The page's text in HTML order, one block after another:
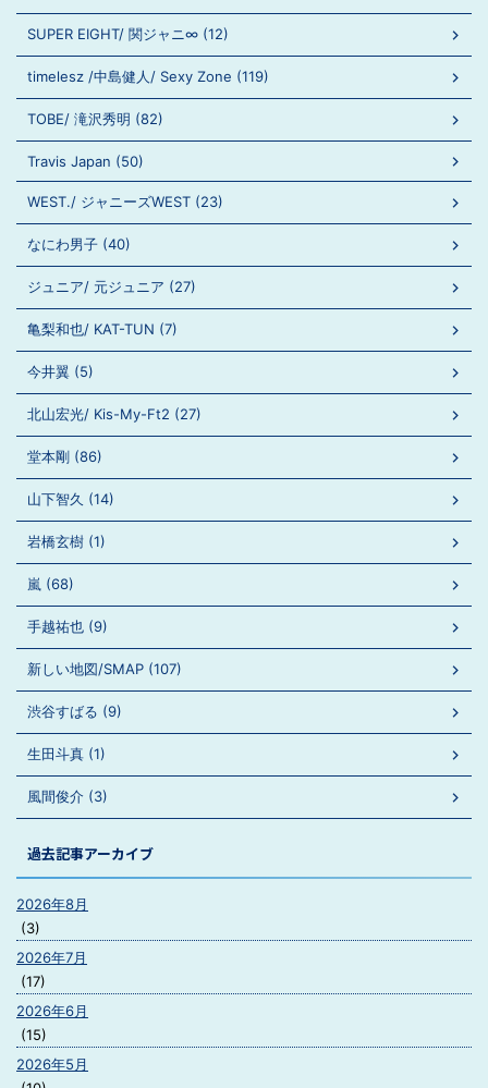
SUPER EIGHT/ 関ジャニ∞ (12)
timelesz /中島健人/ Sexy Zone (119)
TOBE/ 滝沢秀明 (82)
Travis Japan (50)
WEST./ ジャニーズWEST (23)
なにわ男子 (40)
ジュニア/ 元ジュニア (27)
亀梨和也/ KAT-TUN (7)
今井翼 (5)
北山宏光/ Kis-My-Ft2 (27)
堂本剛 (86)
山下智久 (14)
岩橋玄樹 (1)
嵐 (68)
手越祐也 (9)
新しい地図/SMAP (107)
渋谷すばる (9)
生田斗真 (1)
風間俊介 (3)
過去記事アーカイブ
2026年8月
(3)
2026年7月
(17)
2026年6月
(15)
2026年5月